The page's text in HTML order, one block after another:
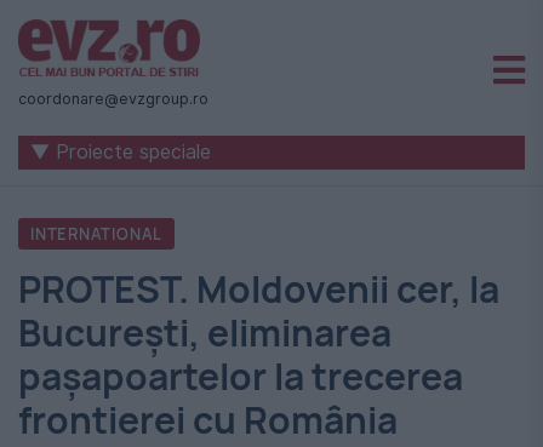
Știri
naționale
internaționale
România
-
Evenimentul
Zilei
coordonare@evzgroup.ro
▼ Proiecte speciale
INTERNATIONAL
PROTEST. Moldovenii cer, la
București, eliminarea
pașapoartelor la trecerea
frontierei cu România